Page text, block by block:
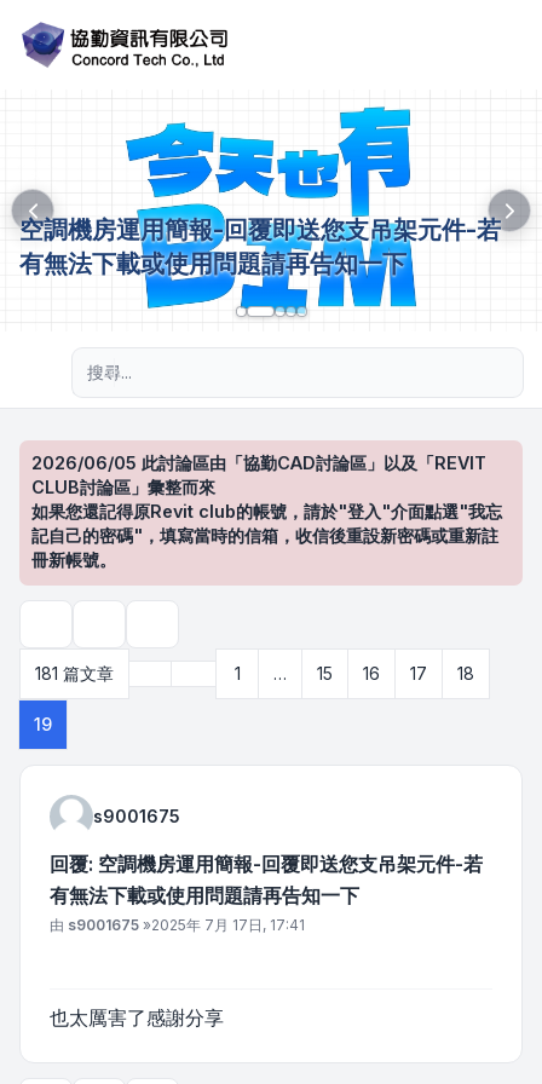
空調機房運用簡報-回覆即送您支吊架元件-若
有無法下載或使用問題請再告知一下
2026/06/05 此討論區由「協勤CAD討論區」以及「REVIT
CLUB討論區」彙整而來
如果您還記得原Revit club的帳號，請於"登入"介面點選"我忘
記自己的密碼"，填寫當時的信箱，收信後重設新密碼或重新註
冊新帳號。
181 篇文章
第19頁 (共19 頁)
上一頁1 … 15 16 17 18
19
s9001675
回覆: 空調機房運用簡報-回覆即送您支吊架元件-若
有無法下載或使用問題請再告知一下
文章
由 s9001675 »2025年 7月 17日, 17:41
也太厲害了感謝分享